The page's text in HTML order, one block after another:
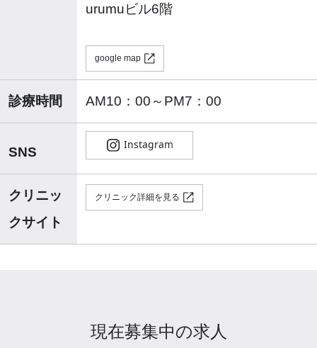
urumuビル6階
google map
診療時間 AM10：00～PM7：00
SNS
クリニッ
クサイト
クリニック詳細を見る
現在募集中の求人